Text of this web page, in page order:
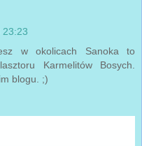
23:23
w okolicach Sanoka to
Karmelitów Bosych.
blogu. ;)